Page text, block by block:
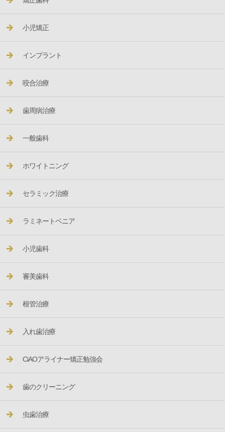
小児矯正
インプラント
咬合治療
歯周病治療
一般歯科
ホワイトニング
セラミック治療
ラミネートベニア
小児歯科
審美歯科
根管治療
入れ歯治療
CiAOアライナー矯正勉強会
歯のクリーニング
虫歯治療